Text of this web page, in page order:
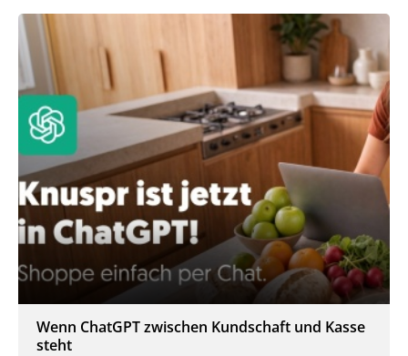
Wenn ChatGPT zwischen Kundschaft und Kasse
steht